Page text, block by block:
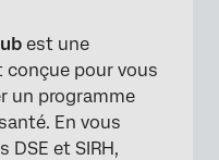
est une
pour vous
un programme
En vous
et SIRH,